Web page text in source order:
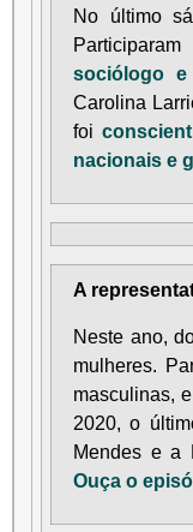
No último
sociólogo e
Carolina
foi
nacionais e
A
Neste ano,
mulheres.
masculinas,
2020, o
Mendes e a
Ouça o